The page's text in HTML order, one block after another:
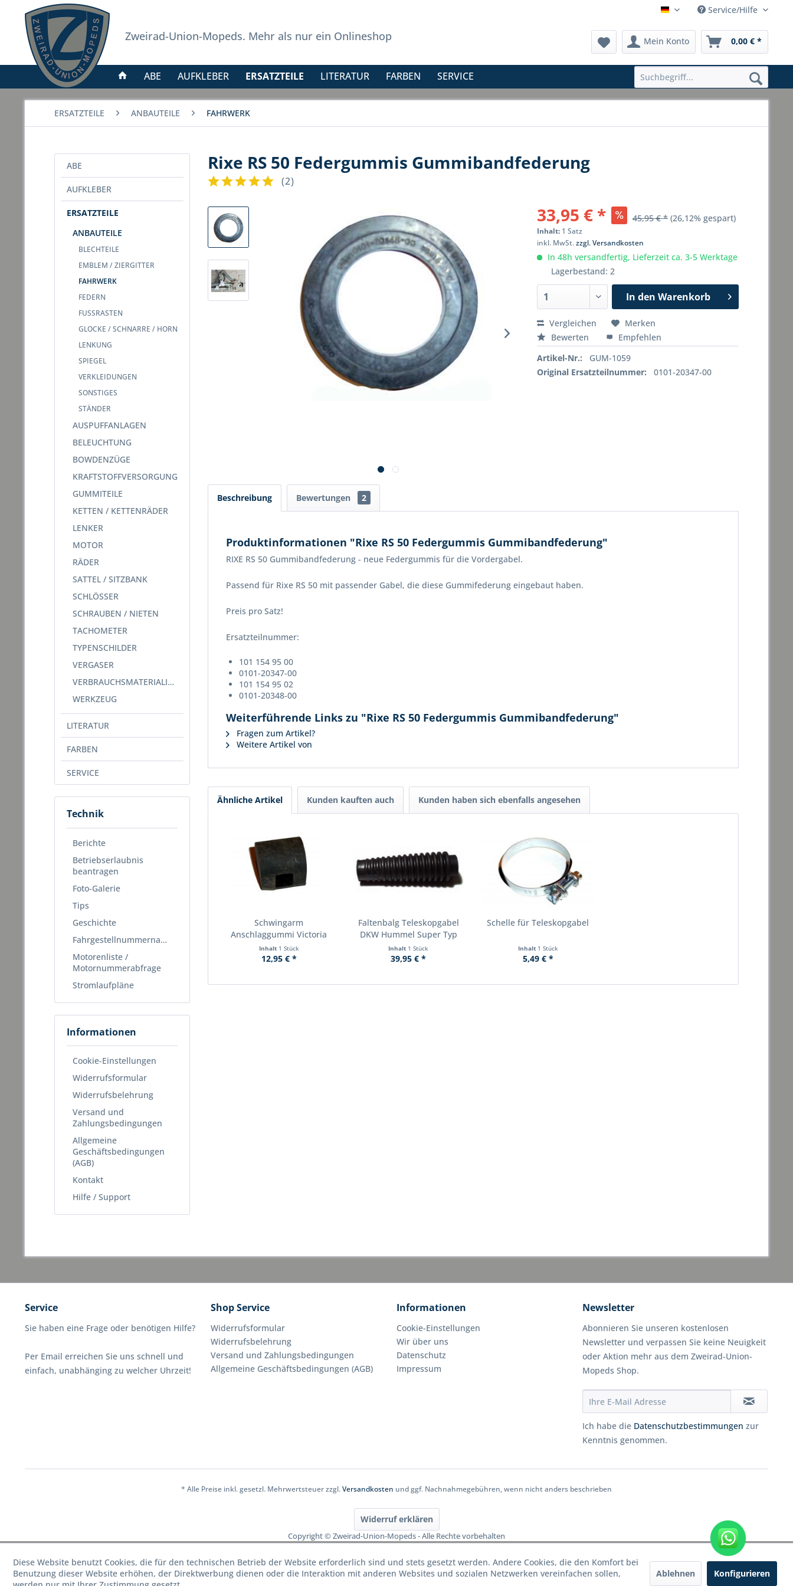
Hauptshop Deutsch
Service/Hilfe
Zweirad-Union-Mopeds. Mehr als nur ein Onlineshop Mein Konto 0,00 € *
ABE AUFKLEBER ERSATZTEILE LITERATUR FARBEN SERVICE
ERSATZTEILE ANBAUTEILE FAHRWERK
ABE
AUFKLEBER
ERSATZTEILE
ANBAUTEILE
BLECHTEILE
EMBLEM / ZIERGITTER
FAHRWERK
FEDERN
FUSSRASTEN
GLOCKE / SCHNARRE / HORN
LENKUNG
SPIEGEL
VERKLEIDUNGEN
SONSTIGES
STÄNDER
AUSPUFFANLAGEN
BELEUCHTUNG
BOWDENZÜGE
KRAFTSTOFFVERSORGUNG
GUMMITEILE
KETTEN / KETTENRÄDER
LENKER
MOTOR
RÄDER
SATTEL / SITZBANK
SCHLÖSSER
SCHRAUBEN / NIETEN
TACHOMETER
TYPENSCHILDER
VERGASER
VERBRAUCHSMATERIALIEN
WERKZEUG
LITERATUR
FARBEN
SERVICE
Technik
Berichte
Betriebserlaubnis
beantragen
Foto-Galerie
Tips
Geschichte
Fahrgestellnummernabfrage
Motorenliste /
Motornummerabfrage
Stromlaufpläne
Informationen
Cookie-Einstellungen
Widerrufsformular
Widerrufsbelehrung
Versand und
Zahlungsbedingungen
Allgemeine
Geschäftsbedingungen
(AGB)
Kontakt
Hilfe / Support
Rixe RS 50 Federgummis Gummibandfederung
(2)
33,95 € * 45,95 € * (26,12% gespart)
Inhalt: 1 Satz
inkl. MwSt.zzgl. Versandkosten
In 48h versandfertig, Lieferzeit ca. 3-5 Werktage
Lagerbestand: 2
In den Warenkorb
Vergleichen
Merken
Bewerten
Empfehlen
Artikel-Nr.:
GUM-1059
Original Ersatzteilnummer:
0101-20347-00
Beschreibung Bewertungen 2
Produktinformationen "Rixe RS 50 Federgummis Gummibandfederung"
RIXE RS 50 Gummibandfederung - neue Federgummis für die Vordergabel.
Passend für Rixe RS 50 mit passender Gabel, die diese Gummifederung eingebaut haben.
Preis pro Satz!
Ersatzteilnummer:
101 154 95 00
0101-20347-00
101 154 95 02
0101-20348-00
Weiterführende Links zu "Rixe RS 50 Federgummis Gummibandfederung"
Fragen zum Artikel?
Weitere Artikel von
Ähnliche Artikel Kunden kauften auch Kunden haben sich ebenfalls angesehen
Schwingarm
Anschlaggummi Victoria
Inhalt 1 Stück
12,95 € *
Faltenbalg Teleskopgabel
DKW Hummel Super Typ
126/156 und 136/166
Inhalt 1 Stück
39,95 € *
Schelle für Teleskopgabel
Inhalt 1 Stück
5,49 € *
Service
Sie haben eine Frage oder benötigen Hilfe?
Per Email erreichen Sie uns schnell und
einfach, unabhänging zu welcher Uhrzeit!
Shop Service
Widerrufsformular
Widerrufsbelehrung
Versand und Zahlungsbedingungen
Allgemeine Geschäftsbedingungen (AGB)
Informationen
Cookie-Einstellungen
Wir über uns
Datenschutz
Impressum
Newsletter
Abonnieren Sie unseren kostenlosen
Newsletter und verpassen Sie keine Neuigkeit
oder Aktion mehr aus dem Zweirad-Union-
Mopeds Shop.
Ich habe die Datenschutzbestimmungen zur
Kenntnis genommen.
* Alle Preise inkl. gesetzl. Mehrwertsteuer zzgl.Versandkosten und ggf. Nachnahmegebühren, wenn nicht anders beschrieben
Widerruf erklären
Copyright © Zweirad-Union-Mopeds - Alle Rechte vorbehalten
WhatsApp
Diese Website benutzt Cookies, die für den technischen Betrieb der Website erforderlich sind und stets gesetzt werden. Andere Cookies, die den Komfort bei
Benutzung dieser Website erhöhen, der Direktwerbung dienen oder die Interaktion mit anderen Websites und sozialen Netzwerken vereinfachen sollen,
Ablehnen Konfigurieren